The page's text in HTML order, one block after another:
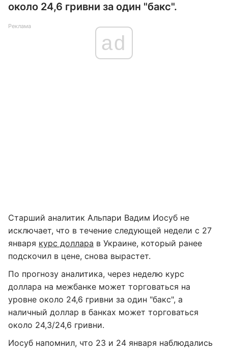
около 24,6 гривни за один "бакс".
Реклама
ad
Старший аналитик Альпари Вадим Иосуб не
исключает, что в течение следующей недели с 27
января курс доллара в Украине, который ранее
подскочил в цене, снова вырастет.
По прогнозу аналитика, через неделю курс
доллара на межбанке может торговаться на
уровне около 24,6 гривни за один "бакс", а
наличный доллар в банках может торговаться
около 24,3/24,6 гривни.
Иосуб напомнил, что 23 и 24 января наблюдались